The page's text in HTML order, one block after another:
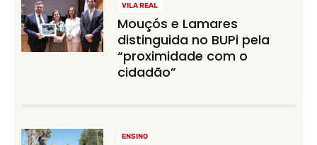
VILA REAL
Mouçós e Lamares
distinguida no BUPi pela
“proximidade com o
cidadão”
ENSINO